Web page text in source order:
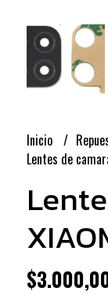
Inicio
Lentes de